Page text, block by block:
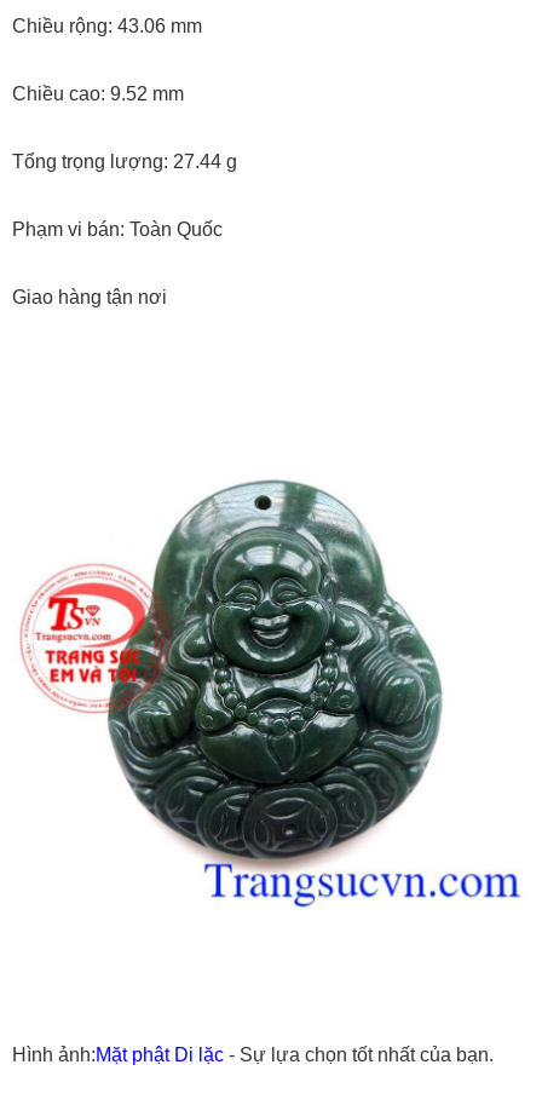
Chiều rộng: 43.06 mm
Chiều cao: 9.52 mm
Tổng trọng lượng: 27.44 g
Phạm vi bán: Toàn Quốc
Giao hàng tận nơi
Hình ảnh:Mặt phật Di lặc - Sự lựa chọn tốt nhất của bạn.